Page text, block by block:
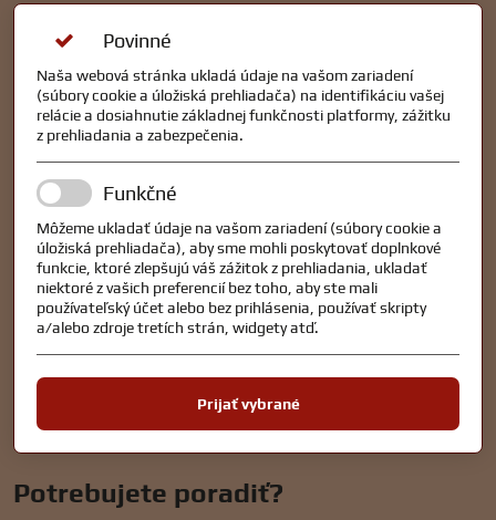
Povinné
Naša webová stránka ukladá údaje na vašom zariadení
(súbory cookie a úložiská prehliadača) na identifikáciu vašej
relácie a dosiahnutie základnej funkčnosti platformy, zážitku
z prehliadania a zabezpečenia.
Funkčné
Môžeme ukladať údaje na vašom zariadení (súbory cookie a
úložiská prehliadača), aby sme mohli poskytovať doplnkové
funkcie, ktoré zlepšujú váš zážitok z prehliadania, ukladať
niektoré z vašich preferencií bez toho, aby ste mali
používateľský účet alebo bez prihlásenia, používať skripty
a/alebo zdroje tretích strán, widgety atď.
Prijať vybrané
Potrebujete poradiť?